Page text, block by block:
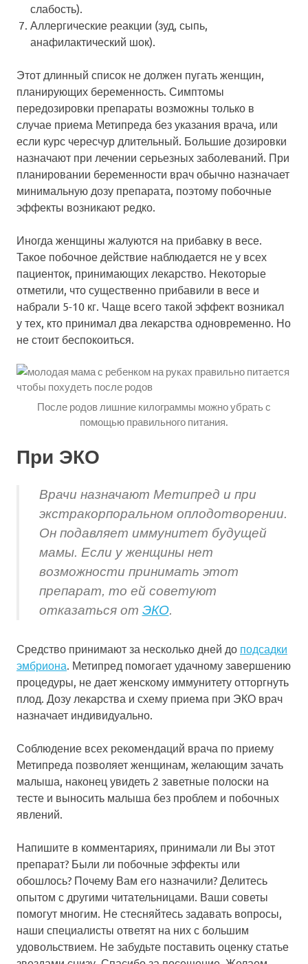
слабость).
Аллергические реакции (зуд, сыпь,
анафилактический шок).
Этот длинный список не должен пугать женщин,
планирующих беременность. Симптомы
передозировки препараты возможны только в
случае приема Метипреда без указания врача, или
если курс чересчур длительный. Большие дозировки
назначают при лечении серьезных заболеваний. При
планировании беременности врач обычно назначает
минимальную дозу препарата, поэтому побочные
эффекты возникают редко.
Иногда женщины жалуются на прибавку в весе.
Такое побочное действие наблюдается не у всех
пациенток, принимающих лекарство. Некоторые
отметили, что существенно прибавили в весе и
набрали 5-10 кг. Чаще всего такой эффект возникал
у тех, кто принимал два лекарства одновременно. Но
не стоит беспокоиться.
После родов лишние килограммы можно убрать с
помощью правильного питания.
При ЭКО
Врачи назначают Метипред и при
экстракорпоральном оплодотворении.
Он подавляет иммунитет будущей
мамы. Если у женщины нет
возможности принимать этот
препарат, то ей советуют
отказаться от ЭКО.
Средство принимают за несколько дней до подсадки
эмбриона . Метипред помогает удачному завершению
процедуры, не дает женскому иммунитету отторгнуть
плод. Дозу лекарства и схему приема при ЭКО врач
назначает индивидуально.
Соблюдение всех рекомендаций врача по приему
Метипреда позволяет женщинам, желающим зачать
малыша, наконец увидеть 2 заветные полоски на
тесте и выносить малыша без проблем и побочных
явлений.
Напишите в комментариях, принимали ли Вы этот
препарат? Были ли побочные эффекты или
обошлось? Почему Вам его назначили? Делитесь
опытом с другими читательницами. Ваши советы
помогут многим. Не стесняйтесь задавать вопросы,
наши специалисты ответят на них с большим
удовольствием. Не забудьте поставить оценку статье